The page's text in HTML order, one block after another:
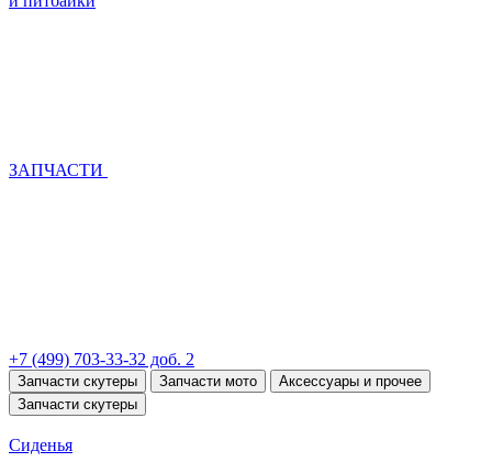
ЗАПЧАСТИ
+7 (499) 703-33-32 доб. 2
Запчасти скутеры Запчасти мото
Аксессуары и прочее
Запчасти скутеры
Сиденья